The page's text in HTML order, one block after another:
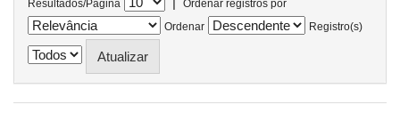
Resultados/Página
Ordenar registros por
Ordenar
Registro(s)